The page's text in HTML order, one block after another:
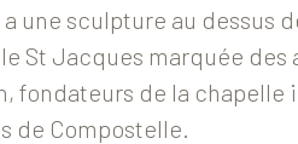
une sculpture au dessus
St Jacques marquée
fondateurs de la chapelle
de Compostelle.